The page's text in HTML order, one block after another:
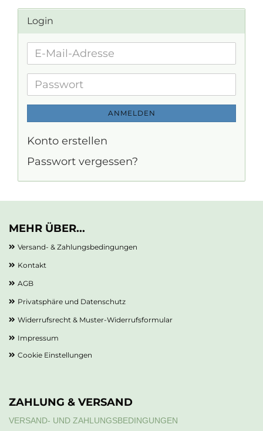
Login
E-
Adresse
Passwort
ANMELDEN
Konto erstellen
Passwort vergessen?
MEHR ÜBER...
Versand- & Zahlungsbedingungen
Kontakt
AGB
Privatsphäre und Datenschutz
Widerrufsrecht & Muster-Widerrufsformular
Impressum
Cookie Einstellungen
ZAHLUNG & VERSAND
VERSAND- UND ZAHLUNGSBEDINGUNGEN